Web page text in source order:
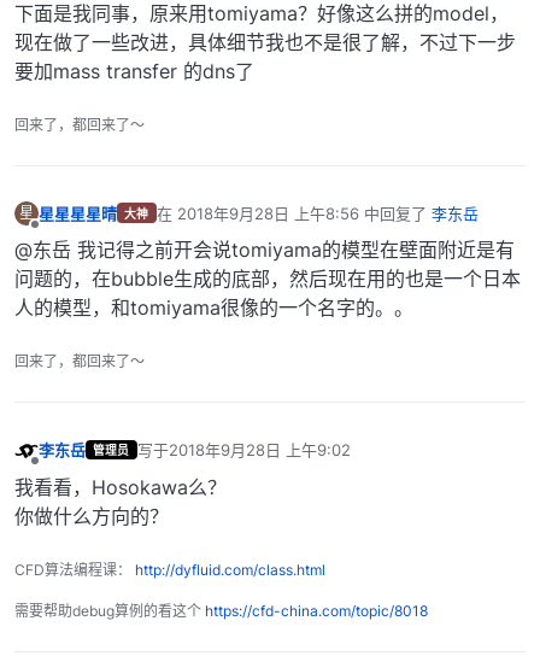
下面是我同事，原来用tomiyama？好像这么拼的model，
现在做了一些改进，具体细节我也不是很了解，不过下一步
要加mass transfer 的dns了
回来了，都回来了～
星
离线
星星星星晴 大神 在 2018年9月28日 上午8:56中回复了 李东岳
最后由 编辑
@东岳 我记得之前开会说tomiyama的模型在壁面附近是有
问题的，在bubble生成的底部，然后现在用的也是一个日本
人的模型，和tomiyama很像的一个名字的。。
回来了，都回来了～
李东岳 管理员 写于2018年9月28日 上午9:02
最后由 编辑
我看看，Hosokawa么？
你做什么方向的？
CFD算法编程课： http://dyfluid.com/class.html
需要帮助debug算例的看这个 https://cfd-china.com/topic/8018